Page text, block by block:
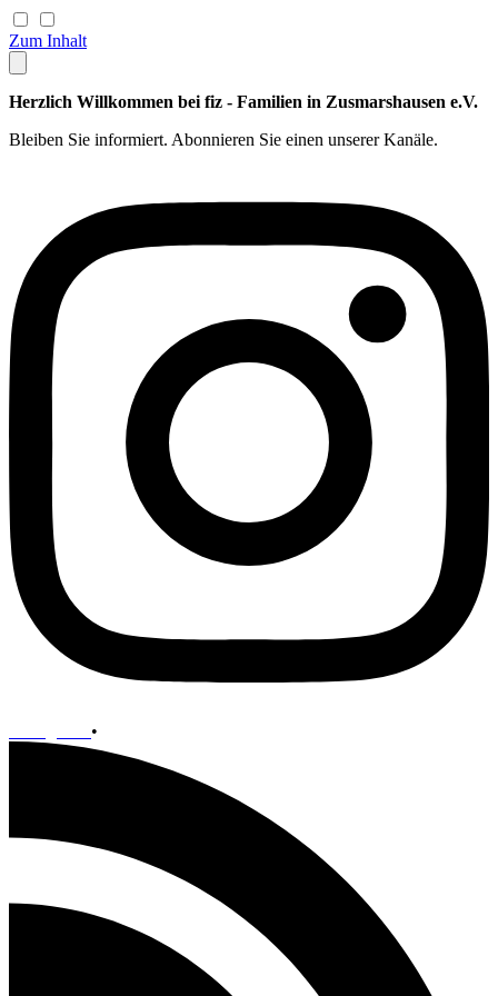
Zum Inhalt
Herzlich Willkommen bei fiz - Familien in Zusmarshausen e.V.
Bleiben Sie informiert. Abonnieren Sie einen unserer Kanäle.
•